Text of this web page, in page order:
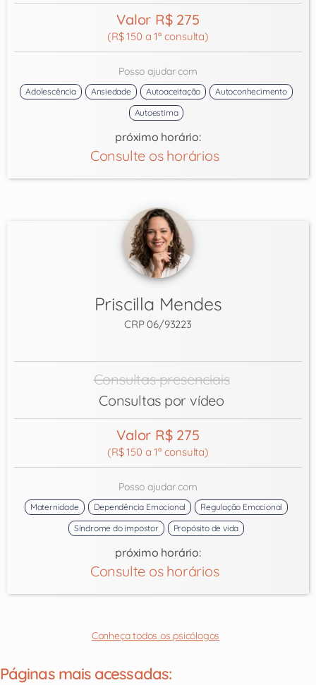
Valor R$ 275
(R$ 150 a 1ª consulta)
Posso ajudar com
Adolescência Ansiedade Autoaceitação
Autoconhecimento
Autoestima
próximo horário:
Consulte os horários
Priscilla Mendes
CRP 06/93223
Consultas presenciais
Consultas por vídeo
Valor R$ 275
(R$ 150 a 1ª consulta)
Posso ajudar com
Maternidade Dependência Emocional
Regulação Emocional
Síndrome do impostor
Propósito de vida
próximo horário:
Consulte os horários
Conheça todos os psicólogos
Páginas mais acessadas: